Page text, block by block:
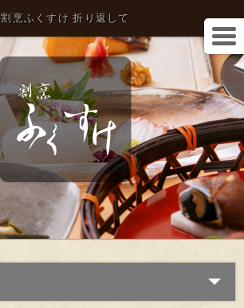
割烹ふくすけ 折り返して